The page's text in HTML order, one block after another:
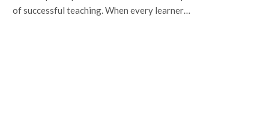
of successful teaching. When every learner…